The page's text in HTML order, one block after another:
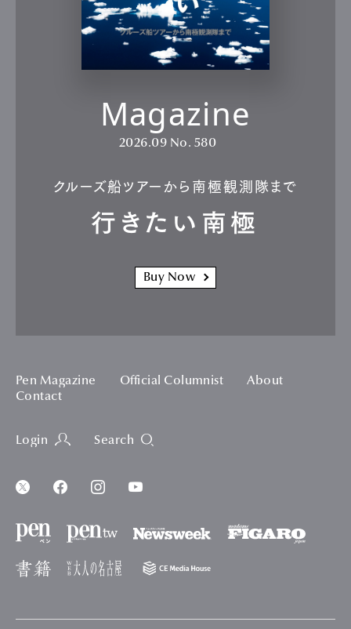
Magazine
2026.09 No. 580
クルーズ船ツアーから南極観測隊まで
行きたい南極
Buy Now
Pen Magazine Official Columnist
About
Contact
Login Search